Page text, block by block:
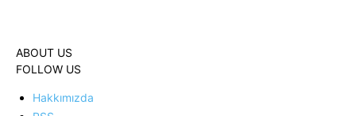
ABOUT US
FOLLOW US
Hakkımızda